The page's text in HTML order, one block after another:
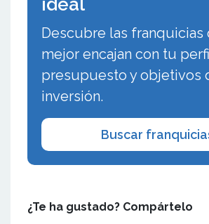
Descubre las franquicias
mejor encajan con tu
presupuesto y objetivos
inversión.
Buscar
¿Te ha gustado? Compártelo